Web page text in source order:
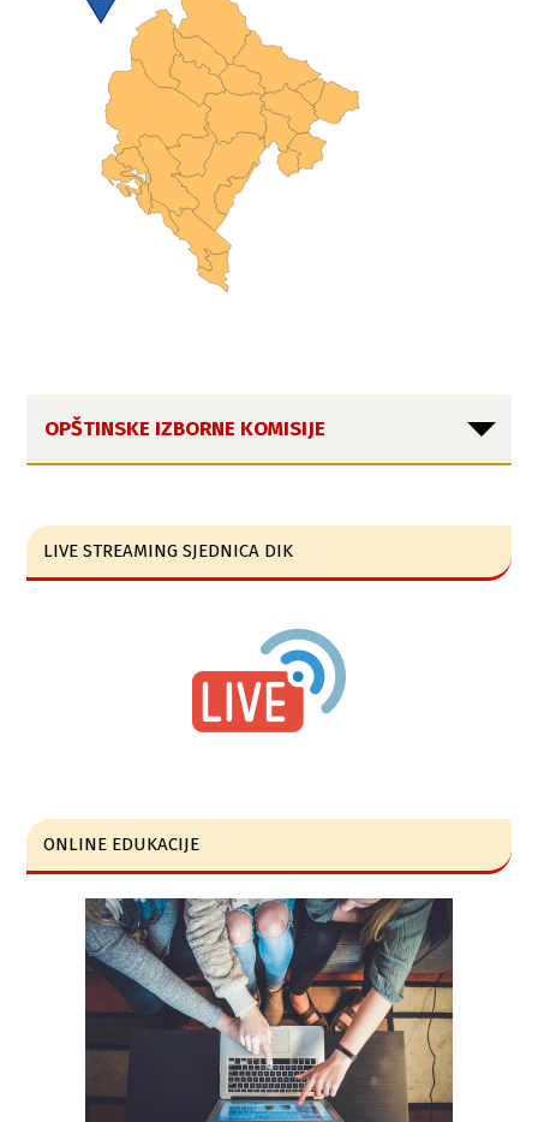
OPŠTINSKE IZBORNE KOMISIJE
LIVE STREAMING SJEDNICA DIK
ONLINE EDUKACIJE